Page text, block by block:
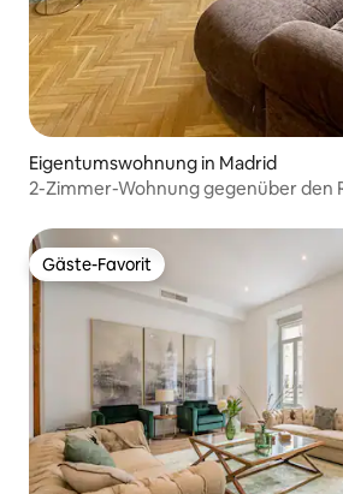
Eigentumswohnung in Madrid
2-Zimmer-Wohnung gegenüber den
Gäste-Favorit
Gäste-Favorit